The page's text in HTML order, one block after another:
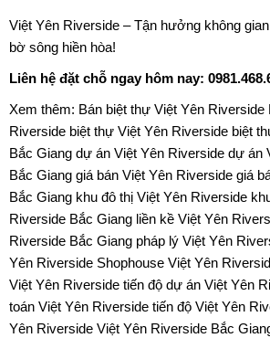
Việt Yên Riverside – Tận hưởng không
bờ sông hiền hòa!
Liên hệ đặt chỗ ngay hôm nay:
Xem thêm: Bán biệt thự Việt Yên Riverside
Riverside biệt thự Việt Yên Riverside biệt
Bắc Giang dự án Việt Yên Riverside dự án
Bắc Giang giá bán Việt Yên Riverside giá
Bắc Giang khu đô thị Việt Yên Riverside
Riverside Bắc Giang liền kề Việt Yên
Riverside Bắc Giang pháp lý Việt Yên
Yên Riverside Shophouse Việt Yên
Việt Yên Riverside tiến độ dự án Việt Yên
toán Việt Yên Riverside tiến độ Việt Yên
Yên Riverside Việt Yên Riverside Bắc